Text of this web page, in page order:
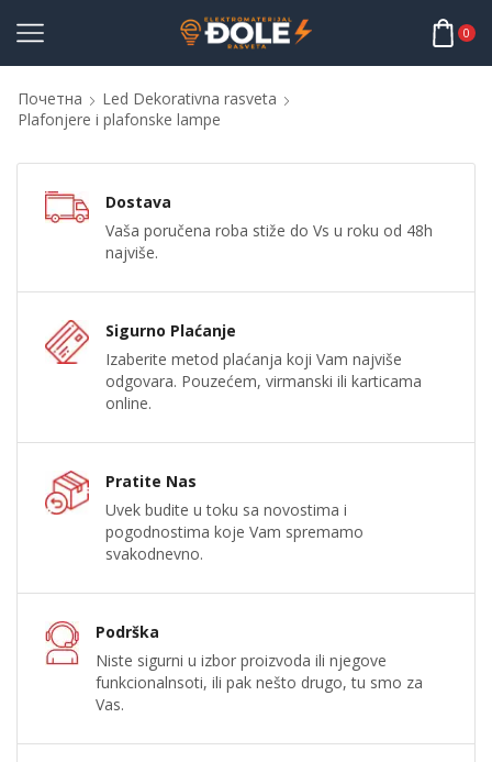
0
Почетна
Led Dekorativna rasveta
Plafonjere i plafonske lampe
Dostava
Vaša poručena roba stiže do Vs u roku od 48h
najviše.
Sigurno Plaćanje
Izaberite metod plaćanja koji Vam najviše
odgovara. Pouzećem, virmanski ili karticama
online.
Pratite Nas
Uvek budite u toku sa novostima i
pogodnostima koje Vam spremamo
svakodnevno.
Podrška
Niste sigurni u izbor proizvoda ili njegove
funkcionalnsoti, ili pak nešto drugo, tu smo za
Vas.